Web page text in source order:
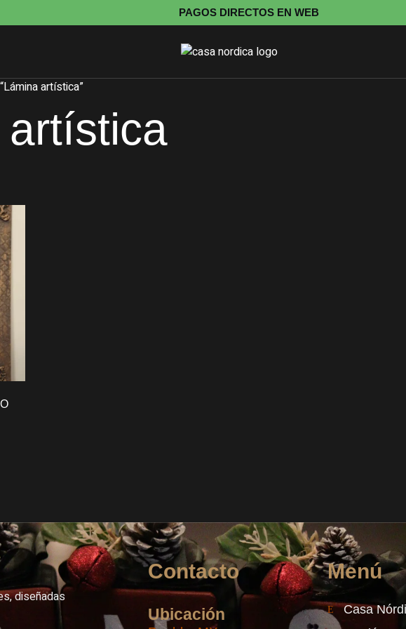
PAGOS DIRECTOS EN WEB
artística”
diseñadas
Contacto
Ubicación
Menú
Casa